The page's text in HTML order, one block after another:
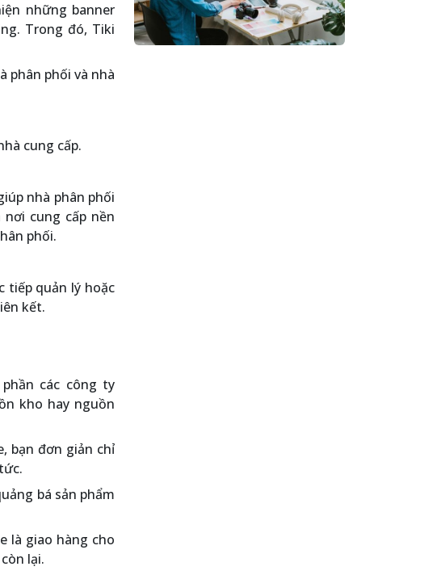
những banner
Trong đó, Tiki
phân phối và nhà
cung cấp.
nhà phân phối
cung cấp nền
phối.
tiếp quản lý hoặc
kết.
các công ty
kho hay nguồn
bạn đơn giản chỉ
bá sản phẩm
là giao hàng cho
lại.